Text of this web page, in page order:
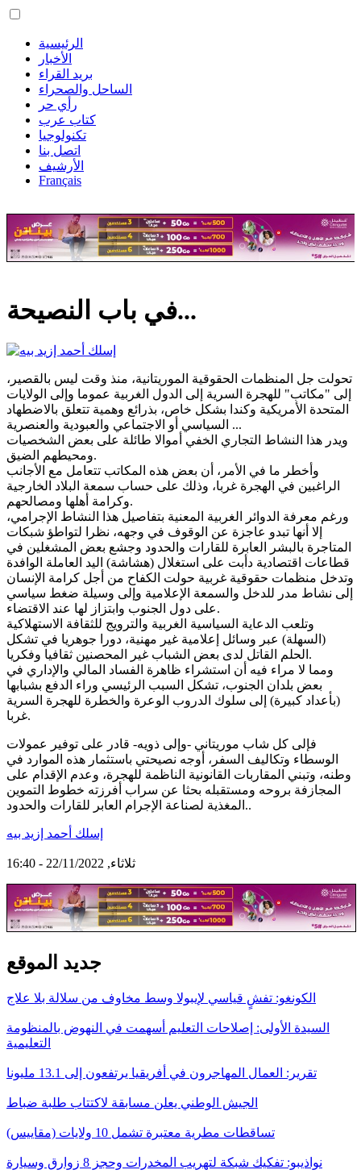
الرئيسية
الأخبار
بريد القراء
الساحل والصحراء
رأي حر
كتاب عرب
تكنولوجيا
اتصل بنا
الأرشيف
Français
في باب النصيحة...
تحولت جل المنظمات الحقوقية الموريتانية، منذ وقت ليس بالقصير،
إلى "مكاتب" للهجرة السرية إلى الدول الغربية عموما وإلى الولايات
المتحدة الأمريكية وكندا بشكل خاص، بذرائع وهمية تتعلق بالاضطهاد
السياسي أو الاجتماعي والعبودية والعنصرية ...
ويدر هذا النشاط التجاري الخفي أموالا طائلة على بعض الشخصيات
ومحيطهم الضيق.
وأخطر ما في الأمر، أن بعض هذه المكاتب تتعامل مع الأجانب
الراغبين في الهجرة غربا، وذلك على حساب سمعة البلاد الخارجية
وكرامة أهلها ومصالحهم.
ورغم معرفة الدوائر الغربية المعنية بتفاصيل هذا النشاط الإجرامي،
إلا أنها تبدو عاجزة عن الوقوف في وجهه، نظرا لتواطؤ شبكات
المتاجرة بالبشر العابرة للقارات والحدود وجشع بعض المشغلين في
قطاعات اقتصادية دأبت على استغلال (هشاشة) اليد العاملة الوافدة
وتدخل منظمات حقوقية غربية حولت الكفاح من أجل كرامة الإنسان
إلى نشاط مدر للدخل والسمعة الإعلامية وإلى وسيلة ضغط سياسي
على دول الجنوب وابتزاز لها عند الاقتضاء.
وتلعب الدعاية السياسية الغربية والترويج للثقافة الاستهلاكية
(السهلة) عبر وسائل إعلامية غير مهنية، دورا جوهريا في تشكل
الحلم القاتل لدى بعض الشباب غير المحصنين ثقافيا وفكريا.
ومما لا مراء فيه أن استشراء ظاهرة الفساد المالي والإداري في
بعض بلدان الجنوب، تشكل السبب الرئيسي وراء الدفع بشبابها
(بأعداد كبيرة) إلى سلوك الدروب الوعرة والخطرة للهجرة السرية
غربا.
فإلى كل شاب موريتاني -وإلى ذويه- قادر على توفير عمولات
الوسطاء وتكاليف السفر، أوجه نصيحتي باستثمار هذه الموارد في
وطنه، وتبني المقاربات القانونية الناظمة للهجرة، وعدم الإقدام على
المجازفة بروحه ومستقبله بحثا عن سراب أفرزته خطوط التموين
المغذية لصناعة الإجرام العابر للقارات والحدود..
إسلك أحمد إزيد بيه
ثلاثاء, 22/11/2022 - 16:40
جديد الموقع
الكونغو: تفشٍ قياسي لإيبولا وسط مخاوف من سلالة بلا علاج
السيدة الأولى: إصلاحات التعليم أسهمت في النهوض بالمنظومة
التعليمية
تقرير: العمال المهاجرون في أفريقيا يرتفعون إلى 13.1 مليونا
الجيش الوطني يعلن مسابقة لاكتتاب طلبة ضباط
تساقطات مطرية معتبرة تشمل 10 ولايات (مقاييس)
نواذيبو: تفكيك شبكة لتهريب المخدرات وحجز 8 زوارق وسيارة